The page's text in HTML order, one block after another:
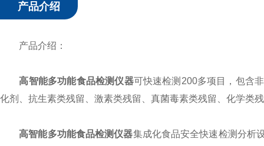
产品介绍
产品介绍：
高智能多功能食品检测仪器可快速检测200多项目，包含
化剂、抗生素类残留、激素类残留、真菌毒素类残留、化学类
高智能多功能食品检测仪器集成化食品安全快速检测分析